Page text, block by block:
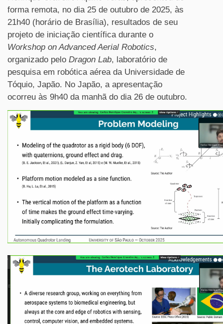
forma remota, no dia 25 de outubro de 2025, às
21h40 (horário de Brasília), resultados de seu
projeto de iniciação científica durante o
Workshop on Advanced Aerial Robotics,
organizado pelo Dragon Lab, laboratório de
pesquisa em robótica aérea da Universidade de
Tóquio, Japão. No Japão, a apresentação
ocorreu às 9h40 da manhã do dia 26 de outubro.